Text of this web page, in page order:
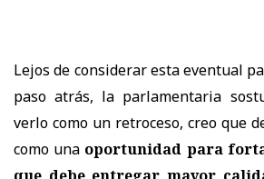
Lejos de considerar esta eventual
paso atrás, la parlamentaria
verlo como un retroceso, creo que
como una oportunidad para